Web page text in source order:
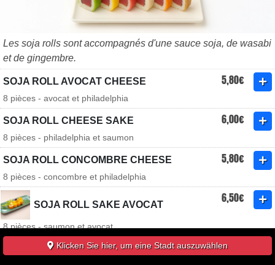
Les soja rolls sont accompagnés d'une sauce soja, de wasabi
et de gingembre.
SOJA ROLL AVOCAT CHEESE 5,80€
8 pièces - avocat et philadelphia
SOJA ROLL CHEESE SAKE 6,00€
8 pièces - philadelphia et saumon
SOJA ROLL CONCOMBRE CHEESE 5,80€
8 pièces - concombre et philadelphia
SOJA ROLL SAKE AVOCAT 6,50€
8 pièces - saumon et avocat
SOJA ROLL THON CUIT 6,50€
Klicken Sie hier, um eine Stadt auszuwählen